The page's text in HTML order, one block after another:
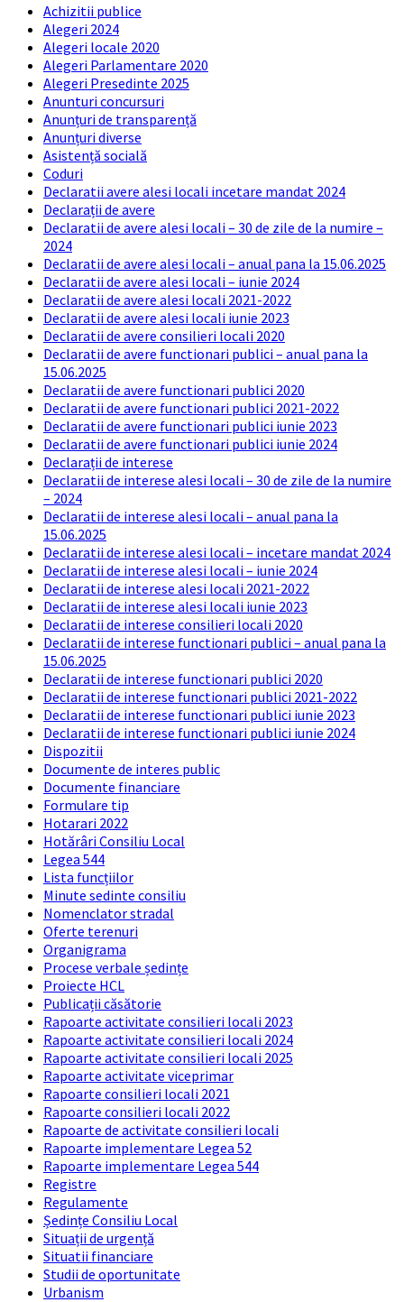
Achizitii publice
Alegeri 2024
Alegeri locale 2020
Alegeri Parlamentare 2020
Alegeri Presedinte 2025
Anunturi concursuri
Anunțuri de transparență
Anunțuri diverse
Asistență socială
Coduri
Declaratii avere alesi locali incetare mandat 2024
Declarații de avere
Declaratii de avere alesi locali – 30 de zile de la numire –
2024
Declaratii de avere alesi locali – anual pana la 15.06.2025
Declaratii de avere alesi locali – iunie 2024
Declaratii de avere alesi locali 2021-2022
Declaratii de avere alesi locali iunie 2023
Declaratii de avere consilieri locali 2020
Declaratii de avere functionari publici – anual pana la
15.06.2025
Declaratii de avere functionari publici 2020
Declaratii de avere functionari publici 2021-2022
Declaratii de avere functionari publici iunie 2023
Declaratii de avere functionari publici iunie 2024
Declarații de interese
Declaratii de interese alesi locali – 30 de zile de la numire
– 2024
Declaratii de interese alesi locali – anual pana la
15.06.2025
Declaratii de interese alesi locali – incetare mandat 2024
Declaratii de interese alesi locali – iunie 2024
Declaratii de interese alesi locali 2021-2022
Declaratii de interese alesi locali iunie 2023
Declaratii de interese consilieri locali 2020
Declaratii de interese functionari publici – anual pana la
15.06.2025
Declaratii de interese functionari publici 2020
Declaratii de interese functionari publici 2021-2022
Declaratii de interese functionari publici iunie 2023
Declaratii de interese functionari publici iunie 2024
Dispozitii
Documente de interes public
Documente financiare
Formulare tip
Hotarari 2022
Hotărâri Consiliu Local
Legea 544
Lista funcțiilor
Minute sedinte consiliu
Nomenclator stradal
Oferte terenuri
Organigrama
Procese verbale ședințe
Proiecte HCL
Publicații căsătorie
Rapoarte activitate consilieri locali 2023
Rapoarte activitate consilieri locali 2024
Rapoarte activitate consilieri locali 2025
Rapoarte activitate viceprimar
Rapoarte consilieri locali 2021
Rapoarte consilieri locali 2022
Rapoarte de activitate consilieri locali
Rapoarte implementare Legea 52
Rapoarte implementare Legea 544
Registre
Regulamente
Ședințe Consiliu Local
Situații de urgență
Situatii financiare
Studii de oportunitate
Urbanism